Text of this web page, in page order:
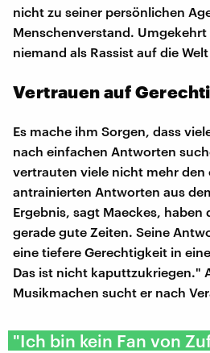
nicht zu seiner persönlichen
Menschenverstand.
niemand als Rassist auf die
Vertrauen auf
Es mache ihm Sorgen, dass
nach einfachen Antworten
vertrauten viele nicht mehr den
antrainierten Antworten aus
Ergebnis, sagt Maeckes, haben
gerade gute Zeiten. Seine
eine tiefere Gerechtigkeit in
Das ist nicht kaputtzukriegen."
Musikmachen sucht er nach
"Ich bin kein Fan von